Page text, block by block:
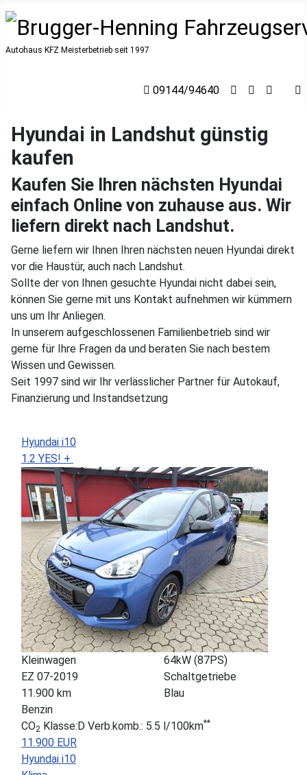
Autohaus KFZ Meisterbetrieb seit 1997
09144/94640
Hyundai in Landshut günstig
kaufen
Kaufen Sie Ihren nächsten Hyundai
einfach Online von zuhause aus. Wir
liefern direkt nach Landshut.
Gerne liefern wir Ihnen Ihren nächsten neuen Hyundai direkt
vor die Haustür, auch nach Landshut.
Sollte der von Ihnen gesuchte Hyundai nicht dabei sein,
können Sie gerne mit uns Kontakt aufnehmen wir kümmern
uns um Ihr Anliegen.
In unserem aufgeschlossenen Familienbetrieb sind wir
gerne für Ihre Fragen da und beraten Sie nach bestem
Wissen und Gewissen.
Seit 1997 sind wir Ihr verlässlicher Partner für Autokauf,
Finanzierung und Instandsetzung
Hyundai i10
1.2 YES! +
Kleinwagen
EZ 07-2019
11.900 km
Benzin
64kW (87PS)
Schaltgetriebe
Blau
CO2 Klasse:D Verb.komb.: 5.5 l/100km**
11.900 EUR
Hyundai i10